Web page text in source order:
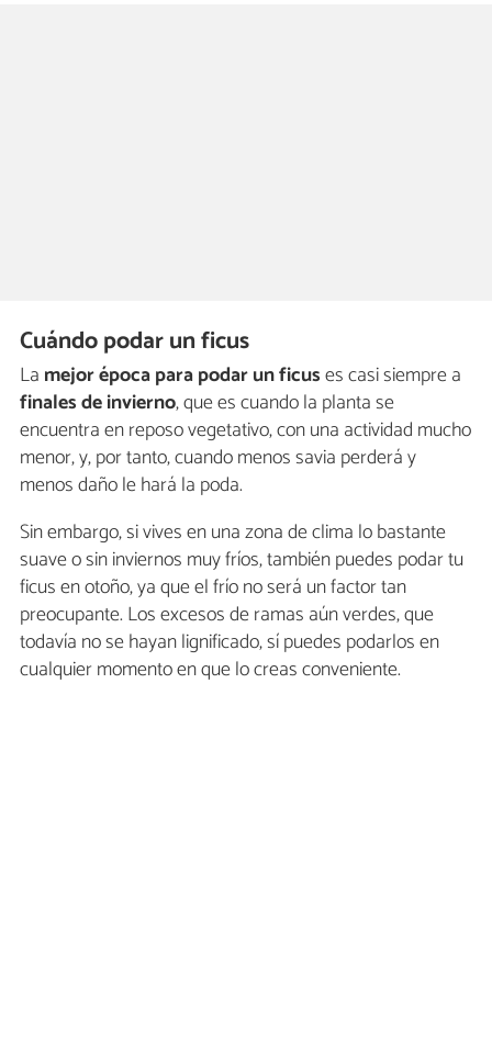
Cuándo podar un ficus
La mejor época para podar un ficuses casi siempre a
finales de invierno, que es cuando la planta se
encuentra en reposo vegetativo, con una actividad mucho
menor, y, por tanto, cuando menos savia perderá y
menos daño le hará la poda.
Sin embargo, si vives en una zona de clima lo bastante
suave o sin inviernos muy fríos, también puedes podar tu
ficus en otoño, ya que el frío no será un factor tan
preocupante. Los excesos de ramas aún verdes, que
todavía no se hayan lignificado, sí puedes podarlos en
cualquier momento en que lo creas conveniente.